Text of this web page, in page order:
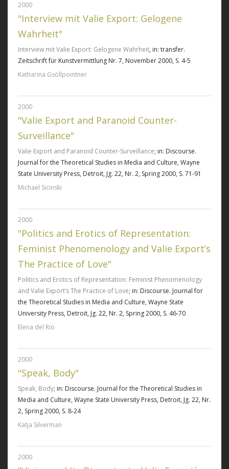
2000
"Interview mit Valie Export: Gelogene
Wahrheit"
Interview mit Valie Export: Gelogene Wahrheit, in: transfer.
Zeitschrift für Kunstvermittlung Nr. 7, November 2000, S. 4-5
Katharina Gsöllpointner
2000
"Valie Export and Paranoid Counter-
Surveillance"
Valie Export and Paranoid Counter-Surveillance; in: Discourse.
Journal for the Theoretical Studies in Media and Culture, Wayne
State University Press, Detroit, Jg. 22, Nr. 2, Spring 2000, S. 71-91
Michael Sicinski
2000
"Politics and Erotics of Representation:
Feminist Phenomenology and Valie Export’s
The Practice of Love"
Politics and Erotics of Representation: Feminist Phenomenology
and Valie Export’s The Practice of Love; in: Discourse. Journal for
the Theoretical Studies in Media and Culture, Wayne State
University Press, Detroit, Jg. 22, Nr. 2, Spring 2000, S. 46-70
Elena del Rio
2000
"Speak, Body"
Speak, Body; in: Discourse. Journal for the Theoretical Studies in
Media and Culture, Wayne State University Press, Detroit, Jg. 22, Nr.
2, Spring 2000, S. 8-24
Katja Silverman
2000